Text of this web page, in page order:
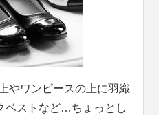
やワンピースの上に羽織
ベストなど…ちょっとし